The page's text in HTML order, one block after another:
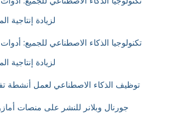
لزيادة إنتاجية
تكنولوجيا الذكاء الاصطناعي للجميع:
لزيادة إنتاجية
توظيف الذكاء الاصطناعي لعمل أنشطة
جورنال وبلانر للنشر على منصات